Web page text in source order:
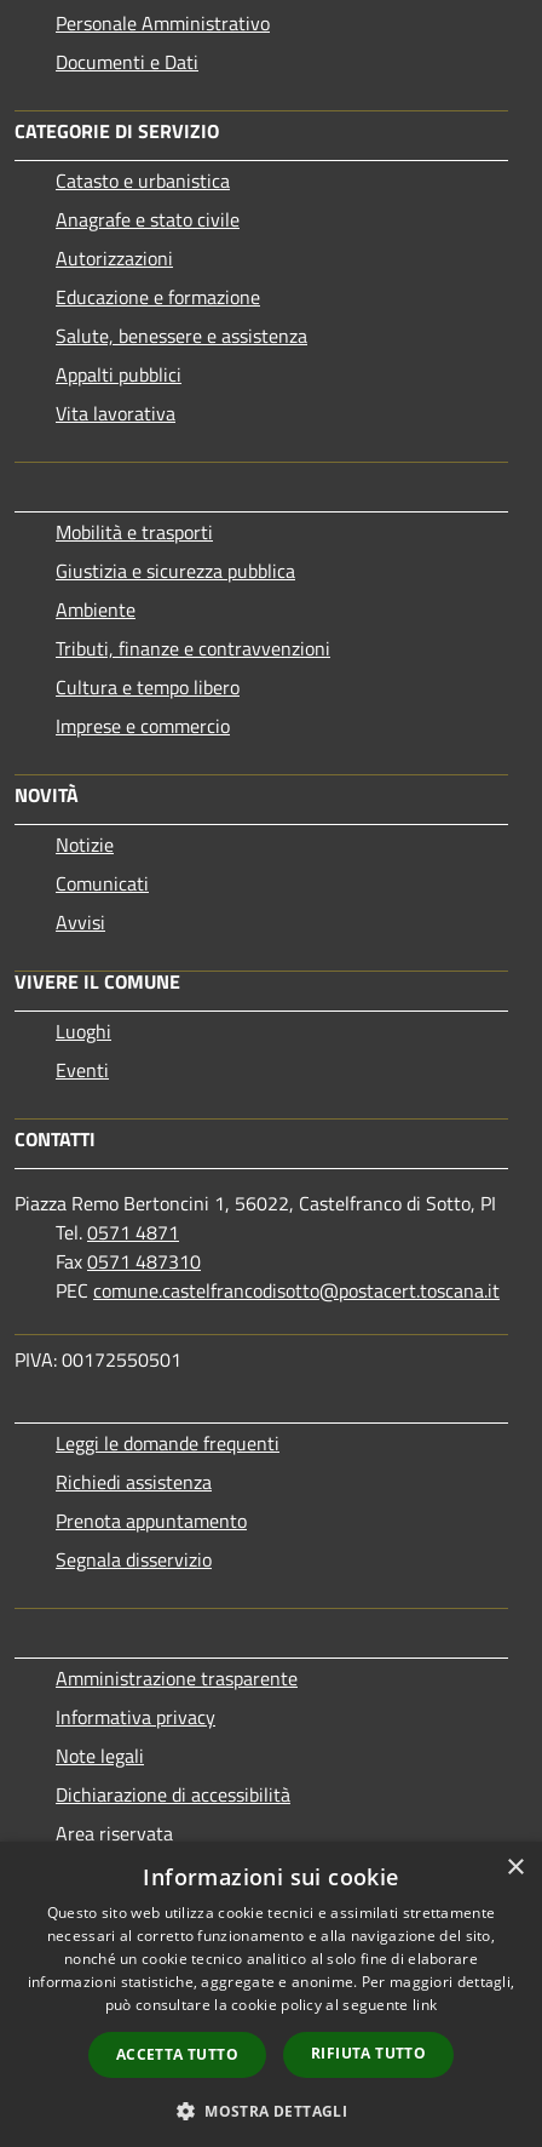
Personale Amministrativo
Documenti e Dati
CATEGORIE DI SERVIZIO
Catasto e urbanistica
Anagrafe e stato civile
Autorizzazioni
Educazione e formazione
Salute, benessere e assistenza
Appalti pubblici
Vita lavorativa
Mobilità e trasporti
Giustizia e sicurezza pubblica
Ambiente
Tributi, finanze e contravvenzioni
Cultura e tempo libero
Imprese e commercio
NOVITÀ
Notizie
Comunicati
Avvisi
VIVERE IL COMUNE
Luoghi
Eventi
CONTATTI
Piazza Remo Bertoncini 1, 56022, Castelfranco di Sotto, PI
Tel.0571 4871
Fax0571 487310
PEC comune.castelfrancodisotto@postacert.toscana.it
PIVA: 00172550501
Leggi le domande frequenti
Richiedi assistenza
Prenota appuntamento
Segnala disservizio
Amministrazione trasparente
Informativa privacy
Note legali
Dichiarazione di accessibilità
Area riservata
Piano di Miglioramento dei Servizi
RSS
Accessibilità
Copyright © 2026 • Comune di
Castelfranco di Sotto •
Powered byMunicipium
Accesso redazione
×
Informazioni sui cookie
Questo sito web utilizza cookie tecnici e assimilati strettamente
necessari al corretto funzionamento e alla navigazione del sito,
nonché un cookie tecnico analitico al solo fine di elaborare
informazioni statistiche, aggregate e anonime. Per maggiori dettagli,
può consultare la cookie policy al seguente link
ACCETTA TUTTO RIFIUTA TUTTO
MOSTRA DETTAGLI